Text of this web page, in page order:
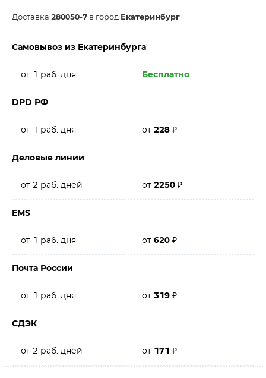
Доставка 280050-7 в город Екатеринбург
Самовывоз из Екатеринбурга
от 1 раб. дня Бесплатно
DPD РФ
от 1 раб. дня от 228 ₽
Деловые линии
от 2 раб. дней от 2250 ₽
EMS
от 1 раб. дня от 620 ₽
Почта России
от 1 раб. дня от 319 ₽
СДЭК
от 2 раб. дней от 171 ₽